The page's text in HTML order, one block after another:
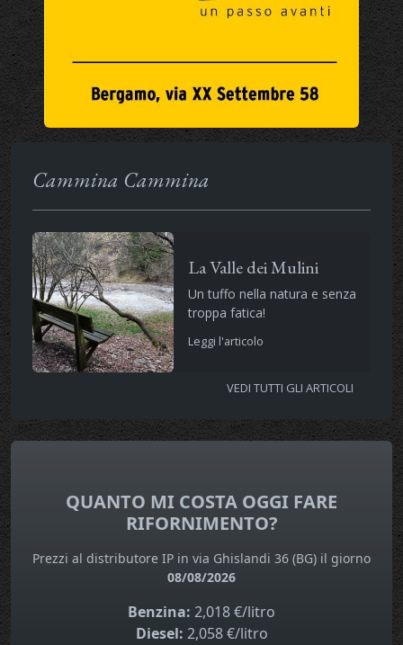
Cammina Cammina
La Valle dei Mulini
Un tuffo nella natura e senza
troppa fatica!
Leggi l'articolo
VEDI TUTTI GLI ARTICOLI
QUANTO MI COSTA OGGI FARE
RIFORNIMENTO?
Prezzi al distributore IP in via Ghislandi 36 (BG) il giorno
08/08/2026
Benzina: 2,018 €/litro
Diesel: 2,058 €/litro